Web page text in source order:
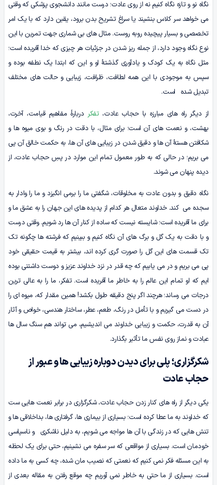
نگاه نو و تازه نگاه کنیم نه از روی عادت؛ درست مانند دانشجوی پزشکی که وقتی
می خواهد سر کلاس بنشیند یا سراغ تشریح بدن برود، یقین دارد که با یک امر
تخصصی و بسیار پیچیده روبه روست. مثال های بی شماری جهت تمرین با این
نوع نگاه وجود دارد، از جمله ریز شدن در جزئیات هر چیزی که خدا آفریده است؛
مثل نگاه به یک کودک و یادآوری گذشتۀ او و این که ابتدا یک نطفه بوده و
سپس به موجودی با این همه لطافت، ظرافت، زیبایی و حالت های مختلف
تبدیل شده است.
از دیگر راه های مبارزه با حجاب عادت، تفکر دربارۀ مفاهیم قیامت، آخرت،
بهشت، و نعمت های آن است؛ برای مثال، با دقت در رنگ و بوی میوه ها و
شکافتن هستۀ آن ها و دقیق شدن در زیبایی های آن ها، به حکمت خالق آن پی
می بریم؛ در حالی که به طور معمول تمام این موارد در پسِ حجاب عادت، از
دیده پنهان می شوند.
نگاه دقیق و بدون عادت به مخلوقات، شگفتی ما را برمی انگیزد و ما را وادار به
سجده می کند. خداوند متعال هر کدام از پدیده های این جهان را به عشق ما و
برای ما آفریده است؛ شایسته نیست که ساده از کنار آن ها رد شویم. وقتی درست
و با دقت به یک گل و برگ های آن نگاه کنیم و ببینیم که فرشته ها چگونه تک
تک قسمت های این گل را صورت گری کرده اند، بیشتر به قیمت حقیقی خود
پی می بریم و در می یابیم که چه قدر در نزد خداوند عزیز و دوست داشتنی بوده
ایم که او تمام این عالم را به خاطر ما آفریده است. تفکر، ما را به عالی ترین
درجات می رساند؛ هرچند اگر پنج دقیقه طول بکشد! همین مقدار که، میوه ای را
در دست می گیریم و با تأمل در رنگ، طعم، عطر، ساختار هندسی، خواص و آثار
آن به قدرت، حکمت و زیبایی خداوند می اندیشیم، می تواند هم سنگ سال ها
عبادت و نماز روی نفس ما تأثیر بگذارد.
شکرگزاری؛ پلی برای دیدن دوباره زیبایی ها و عبور از
حجاب عادت
یکی دیگر از راه های کنار زدن حجاب عادت، شکرگزاری در برابر نعمت هایی ست
که خداوند به ما عطا کرده است؛ بسیاری از بیماری ها، گرفتاری ها، بداخلاقی ها و
تنش هایی که در زندگی با آن ها مواجه می شویم، به دلیل ناشکری و ناسپاسی
خودمان است. بسیاری از مواقعی که سر سفره می نشینیم، حتی برای یک لحظه
به این مسئله فکر نمی کنیم که نعمتی که نصیب مان شده، چه کسی به ما داده
است. بسیاری از ما حتی به خاطر نمی آوریم چه موقع رفتن به مقاله بعدی از